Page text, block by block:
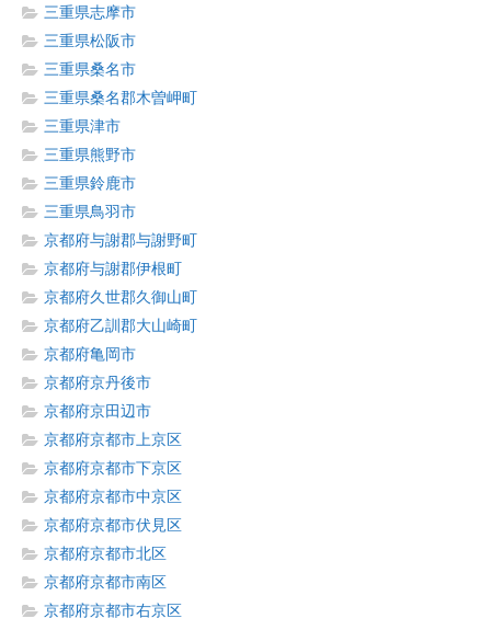
三重県志摩市
三重県松阪市
三重県桑名市
三重県桑名郡木曽岬町
三重県津市
三重県熊野市
三重県鈴鹿市
三重県鳥羽市
京都府与謝郡与謝野町
京都府与謝郡伊根町
京都府久世郡久御山町
京都府乙訓郡大山崎町
京都府亀岡市
京都府京丹後市
京都府京田辺市
京都府京都市上京区
京都府京都市下京区
京都府京都市中京区
京都府京都市伏見区
京都府京都市北区
京都府京都市南区
京都府京都市右京区